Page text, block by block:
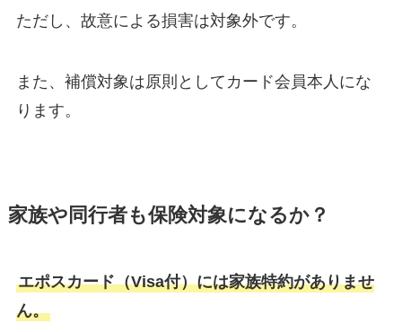
ただし、故意による損害は対象外です。
また、補償対象は原則としてカード会員本人にな
ります。
家族や同行者も保険対象になるか？
エポスカード（Visa付）には家族特約がありませ
ん。